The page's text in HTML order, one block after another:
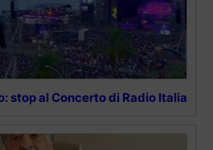
stop al Concerto di Radio Italia